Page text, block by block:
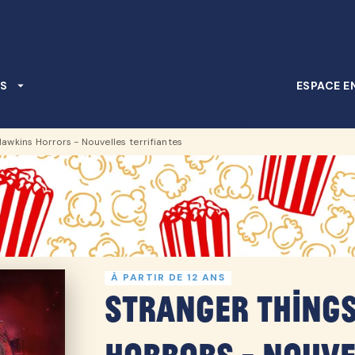
arrow_drop_down ESPACE
Horrors - Nouvelles terrifiantes
À PARTIR DE 12 ANS
Stranger